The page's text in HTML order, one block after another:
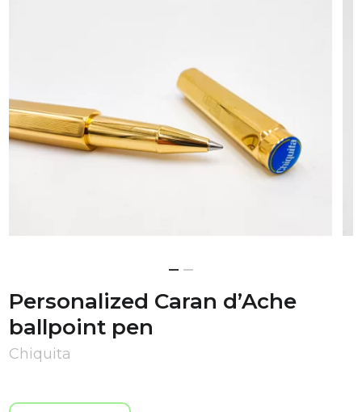
Personalized Caran d’Ache
ballpoint pen
Chiquita